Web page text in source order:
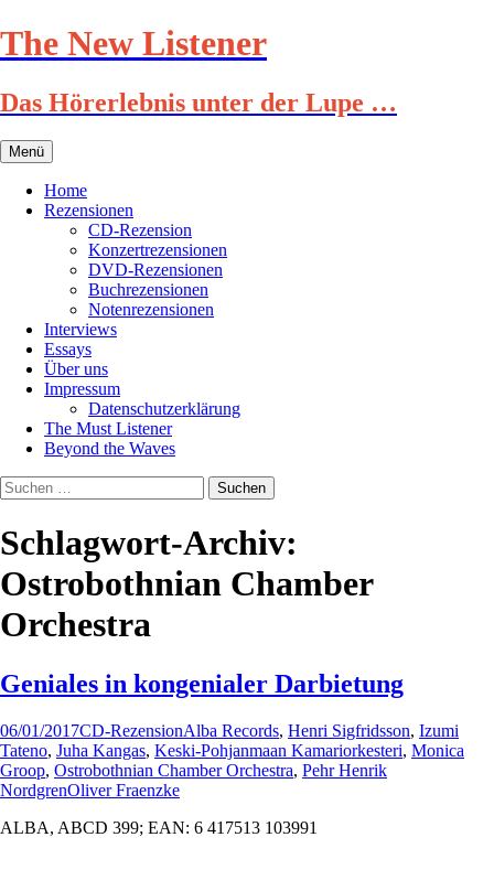
Zum
Inhalt
The New Listener
Das Hörerlebnis unter der Lupe …
Menü
Home
Rezensionen
CD-Rezension
Konzertrezensionen
DVD-Rezensionen
Buchrezensionen
Notenrezensionen
Interviews
Essays
Über uns
Impressum
Datenschutzerklärung
The Must Listener
Beyond the Waves
Suchen
nach:
Schlagwort-Archiv:
Ostrobothnian Chamber
Orchestra
Geniales in kongenialer Darbietung
06/01/2017CD-RezensionAlba Records, Henri Sigfridsson, Izumi
Tateno, Juha Kangas, Keski-Pohjanmaan Kamariorkesteri, Monica
Groop, Ostrobothnian Chamber Orchestra, Pehr Henrik
NordgrenOliver Fraenzke
ALBA, ABCD 399; EAN: 6 417513 103991